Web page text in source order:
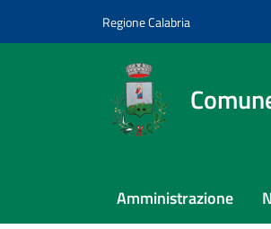
Regione Calabria
Amministrazione